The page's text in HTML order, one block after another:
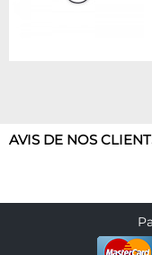
AVIS DE NOS